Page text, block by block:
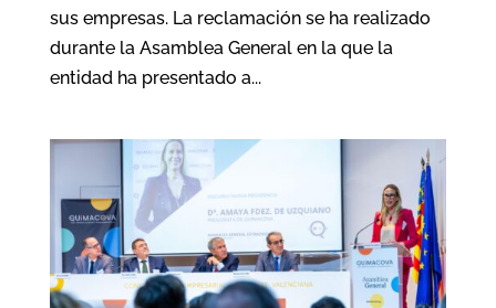
sus empresas. La reclamación se ha realizado
durante la Asamblea General en la que la
entidad ha presentado a...